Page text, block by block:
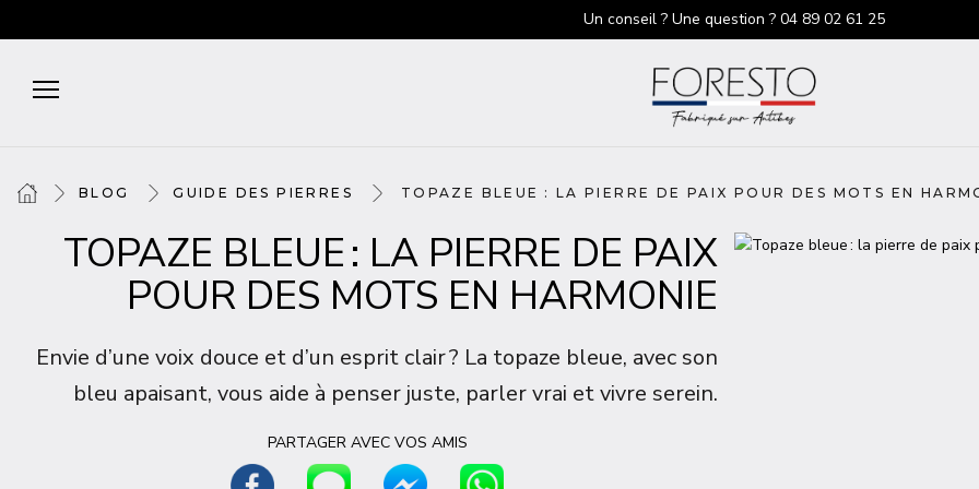
Un conseil ? Une question ? 04 89 02 61 25
BLOG GUIDE DES PIERRES TOPAZE BLEUE : LA PIERRE DE PAIX POUR DES MOTS EN
TOPAZE BLEUE : LA PIERRE DE PAIX
POUR DES MOTS EN HARMONIE
Envie d’une voix douce et d’un esprit clair ? La topaze bleue, avec son
bleu apaisant, vous aide à penser juste, parler vrai et vivre serein.
PARTAGER AVEC VOS AMIS